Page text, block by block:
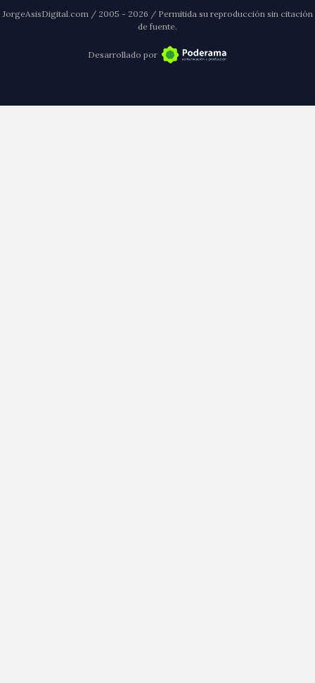
JorgeAsisDigital.com / 2005 - 2026 / Permitida su reproducción sin citación
de fuente.
Desarrollado por